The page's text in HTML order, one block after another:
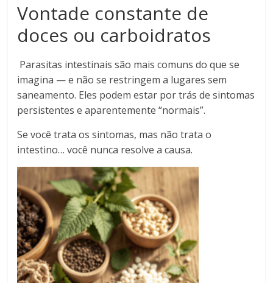
Vontade constante de
doces ou carboidratos
Parasitas intestinais são mais comuns do que se
imagina — e não se restringem a lugares sem
saneamento. Eles podem estar por trás de sintomas
persistentes e aparentemente “normais”.
Se você trata os sintomas, mas não trata o
intestino… você nunca resolve a causa.